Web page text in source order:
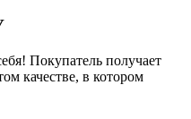
Покупатель получает
качестве, в котором